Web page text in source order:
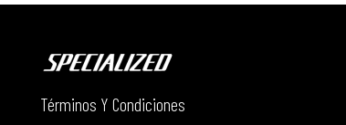
Términos Y Condiciones